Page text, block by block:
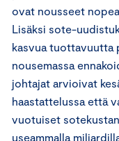
ovat nousseet
Lisäksi sote-
kasvua tuottavuutta
nousemassa
johtajat arvioivat
haastattelussa että
vuotuiset
useammalla